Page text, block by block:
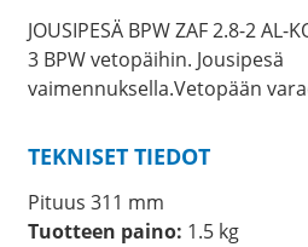
JOUSIPESÄ BPW ZAF 2.8-2
3 BPW vetopäihin. Jousipesä
vaimennuksella.Vetopään
TEKNISET TIEDOT
Pituus 311 mm
Tuotteen paino: 1.5 kg